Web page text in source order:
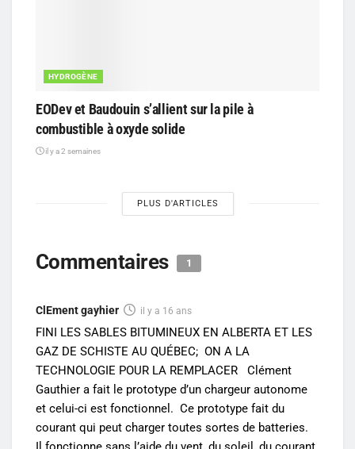
HYDROGÈNE
EODev et Baudouin s’allient sur la pile à
combustible à oxyde solide
il y a 2 semaines
PLUS D'ARTICLES
Commentaires 1
ClEment gayhier il y a 16 ans
FINI LES SABLES BITUMINEUX EN ALBERTA ET LES
GAZ DE SCHISTE AU QUÉBEC; ON A LA
TECHNOLOGIE POUR LA REMPLACER Clément
Gauthier a fait le prototype d’un chargeur autonome
et celui-ci est fonctionnel. Ce prototype fait du
courant qui peut charger toutes sortes de batteries.